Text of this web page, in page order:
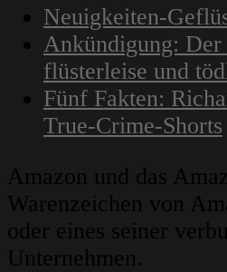
Neuigkeiten-
Ankündigung:
flüsterleise und
Fünf Fakten:
True-Crime-Shorts
Amazon und das
Warenzeichen von
oder eines seiner
Unternehmen.